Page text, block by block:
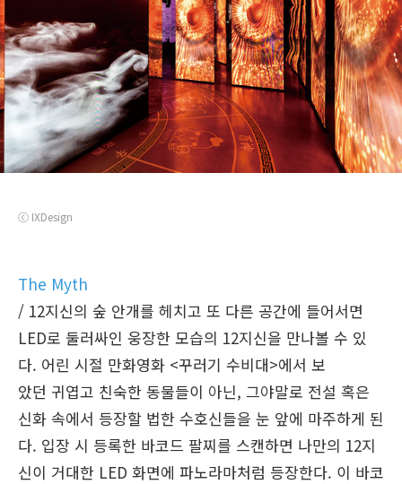
ⓒ IXDesign
The Myth
/ 12지신의 숲 안개를 헤치고 또 다른 공간에 들어서면
LED로 둘러싸인 웅장한 모습의 12지신을 만나볼 수 있
다. 어린 시절 만화영화 <꾸러기 수비대>에서 보
았던 귀엽고 친숙한 동물들이 아닌, 그야말로 전설 혹은
신화 속에서 등장할 법한 수호신들을 눈 앞에 마주하게 된
다. 입장 시 등록한 바코드 팔찌를 스캔하면 나만의 12지
신이 거대한 LED 화면에 파노라마처럼 등장한다. 이 바코